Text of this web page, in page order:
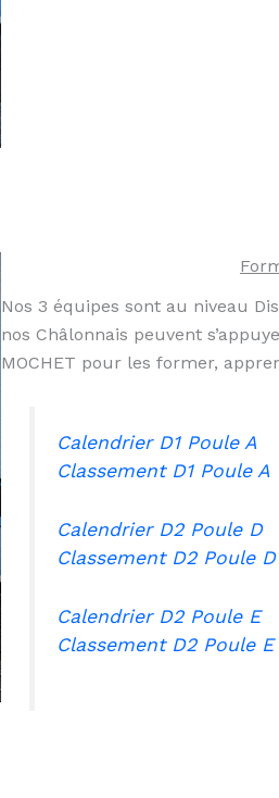
Nos 3 équipes sont au niveau
nos Châlonnais peuvent
MOCHET pour les former,
Calendrier D1 Poule A
Classement D1Poule A
Calendrier D2 Poule D
Classement D2 Poule D
Calendrier D2 Poule E
Classement D2 Poule E